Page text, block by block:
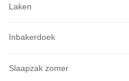
Laken
Inbakerdoek
Slaapzak zomer